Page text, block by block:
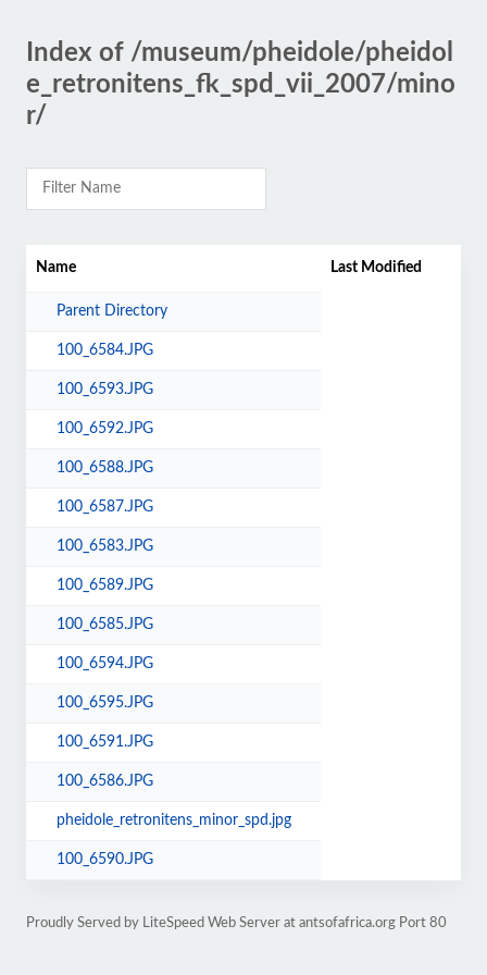
Index of /museum/pheidole/pheidol
e_retronitens_fk_spd_vii_2007/mino
r/
Name Last Modified
Parent Directory
100_6584.JPG
100_6593.JPG
100_6592.JPG
100_6588.JPG
100_6587.JPG
100_6583.JPG
100_6589.JPG
100_6585.JPG
100_6594.JPG
100_6595.JPG
100_6591.JPG
100_6586.JPG
pheidole_retronitens_minor_spd.jpg
100_6590.JPG
Proudly Served by LiteSpeed Web Server at antsofafrica.org Port 80